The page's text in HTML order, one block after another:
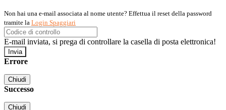
Non hai una e-mail associata al nome utente? Effettua il reset della password
tramite la Login Spaggiari
E-mail inviata, si prega di controllare la casella di posta elettronica!
Errore
Chiudi
Successo
Chiudi